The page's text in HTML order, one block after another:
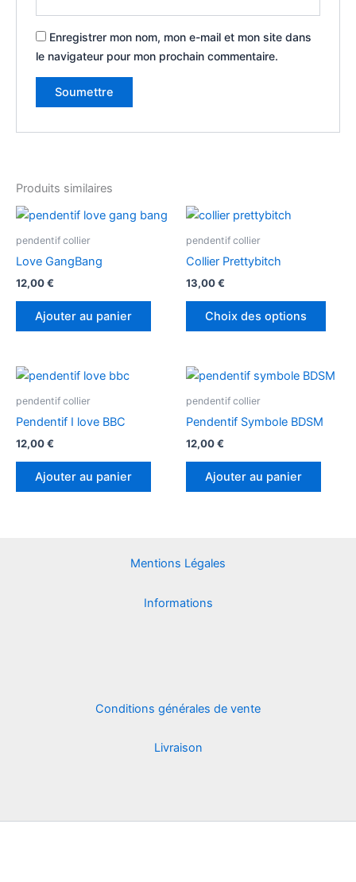
Enregistrer mon nom, mon e-mail et mon site dans
le navigateur pour mon prochain commentaire.
Produits similaires
pendentif collier
Love GangBang
12,00€
Ajouter au panier
pendentif collier
Collier Prettybitch
13,00€
Choix des options
pendentif collier
Pendentif I love BBC
12,00€
Ajouter au panier
pendentif collier
Pendentif Symbole BDSM
12,00€
Ajouter au panier
Mentions Légales
Informations
Conditions générales de vente
Livraison